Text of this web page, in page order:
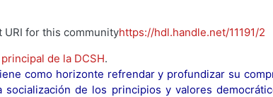
URI for this communityhttps://hdl.handle.net/11191/2
de la DCSH.
como horizonte refrendar y profundizar su
socialización de los principios y valores